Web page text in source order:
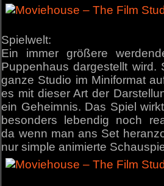
Spielwelt:
Ein immer größere
Puppenhaus dargestellt wird.
ganze Studio im Miniformat
es mit dieser Art der
ein Geheimnis. Das Spiel
besonders lebendig noch
da wenn man ans Set
nur simple animierte